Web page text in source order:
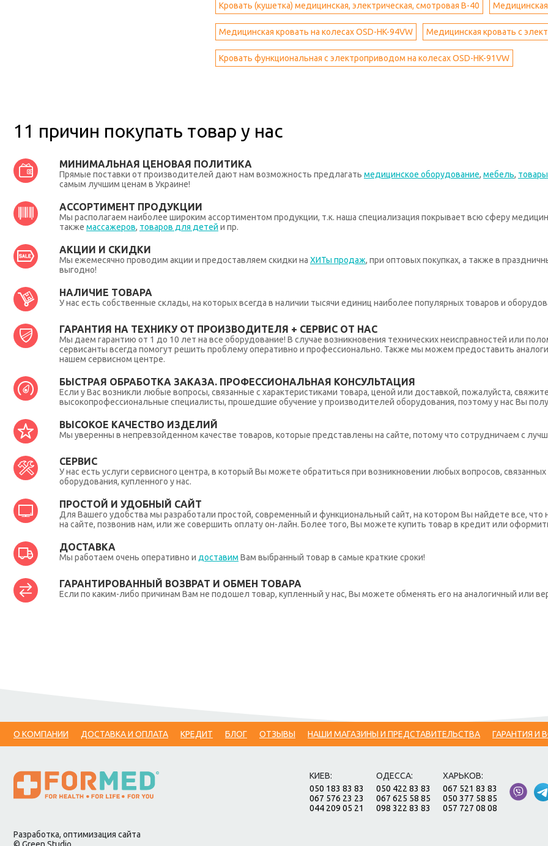
Кровать (кушетка) медицинская, электрическая, смотровая B-40 Медицинская
Медицинская кровать на колесах OSD-HK-94VW Медицинская кровать с
Кровать функциональная с электроприводом на колесах OSD-HK-91VW
11 причин покупать товар у нас
МИНИМАЛЬНАЯ ЦЕНОВАЯ ПОЛИТИКА
Прямые поставки от производителей дают нам возможность предлагать медицинское оборудование, мебель,
самым лучшим ценам в Украине!
АССОРТИМЕНТ ПРОДУКЦИИ
Мы располагаем наиболее широким ассортиментом продукции, т.к. наша специализация покрывает всю сферу
также массажеров, товаров для детей и пр.
АКЦИИ И СКИДКИ
Мы ежемесячно проводим акции и предоставляем скидки на ХИТы продаж, при оптовых покупках, а также в
выгодно!
НАЛИЧИЕ ТОВАРА
У нас есть собственные склады, на которых всегда в наличии тысячи единиц наиболее популярных товаров и
ГАРАНТИЯ НА ТЕХНИКУ ОТ ПРОИЗВОДИТЕЛЯ + СЕРВИС ОТ НАС
Мы даем гарантию от 1 до 10 лет на все оборудование! В случае возникновения технических неисправностей или
сервисанты всегда помогут решить проблему оперативно и профессионально. Также мы можем предоставить
нашем сервисном центре.
БЫСТРАЯ ОБРАБОТКА ЗАКАЗА. ПРОФЕССИОНАЛЬНАЯ КОНСУЛЬТАЦИЯ
Если у Вас возникли любые вопросы, связанные с характеристиками товара, ценой или доставкой, пожалуйста,
высокопрофессиональные специалисты, прошедшие обучение у производителей оборудования, поэтому у нас Вы
ВЫСОКОЕ КАЧЕСТВО ИЗДЕЛИЙ
Мы уверенны в непревзойденном качестве товаров, которые представлены на сайте, потому что сотрудничаем с
СЕРВИС
У нас есть услуги сервисного центра, в который Вы можете обратиться при возникновении любых вопросов,
оборудования, купленного у нас.
ПРОСТОЙ И УДОБНЫЙ САЙТ
Для Вашего удобства мы разработали простой, современный и функциональный сайт, на котором Вы найдете все,
на сайте, позвонив нам, или же совершить оплату он-лайн. Более того, Вы можете купить товар в кредит или
ДОСТАВКА
Мы работаем очень оперативно и доставим Вам выбранный товар в самые краткие сроки!
ГАРАНТИРОВАННЫЙ ВОЗВРАТ И ОБМЕН ТОВАРА
Если по каким-либо причинам Вам не подошел товар, купленный у нас, Вы можете обменять его на аналогичный или
О КОМПАНИИ ДОСТАВКА И ОПЛАТА КРЕДИТ БЛОГ ОТЗЫВЫ НАШИ МАГАЗИНЫ И ПРЕДСТАВИТЕЛЬСТВА ГАРАНТИЯ И
КИЕВ:
050 183 83 83
067 576 23 23
044 209 05 21
ОДЕССА:
050 422 83 83
067 625 58 85
098 322 83 83
ХАРЬКОВ:
067 521 83 83
050 377 58 85
057 727 08 08
Разработка, оптимизация сайта